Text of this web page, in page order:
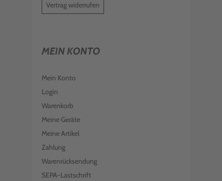
Vertrag widerrufen
MEIN KONTO
Mein Konto
Login
Warenkorb
Meine Geräte
Meine Artikel
Zahlung
Warenrücksendung
SEPA-Lastschrift